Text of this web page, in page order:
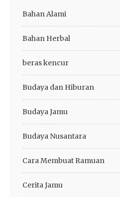
Bahan Alami
Bahan Herbal
beras kencur
Budaya dan Hiburan
Budaya Jamu
Budaya Nusantara
Cara Membuat Ramuan
Cerita Jamu